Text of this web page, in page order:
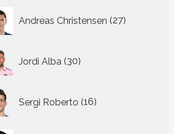
Andreas Christensen 27
producten
Jordi Alba 30
producten
Sergi Roberto 16
producten